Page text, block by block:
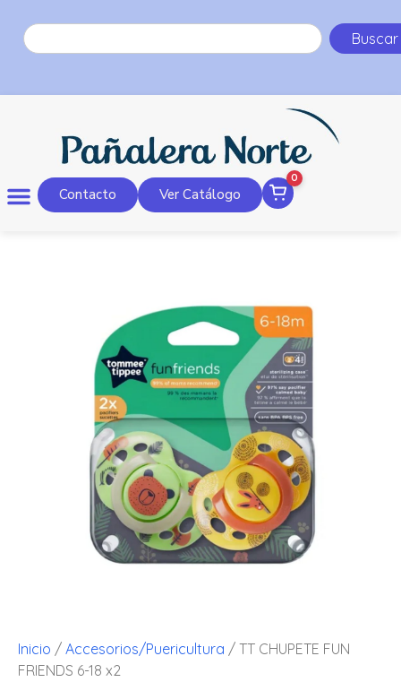
Buscar
Contacto Ver Catálogo
0
Inicio / Accesorios/Puericultura / TT CHUPETE FUN
FRIENDS 6-18 x2